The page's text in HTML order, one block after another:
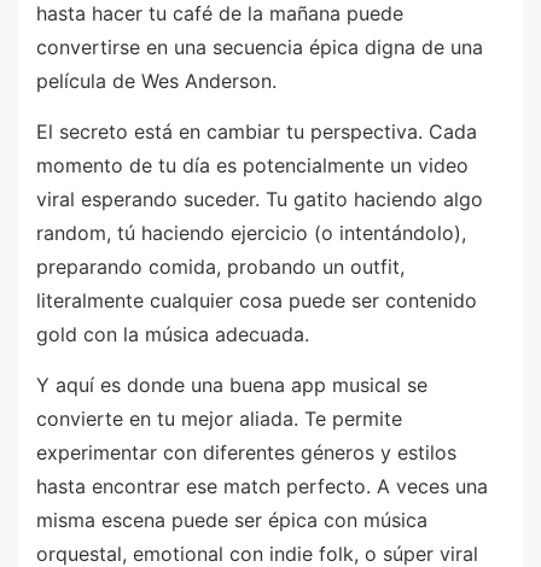
hasta hacer tu café de la mañana puede
convertirse en una secuencia épica digna de una
película de Wes Anderson.
El secreto está en cambiar tu perspectiva. Cada
momento de tu día es potencialmente un video
viral esperando suceder. Tu gatito haciendo algo
random, tú haciendo ejercicio (o intentándolo),
preparando comida, probando un outfit,
literalmente cualquier cosa puede ser contenido
gold con la música adecuada.
Y aquí es donde una buena app musical se
convierte en tu mejor aliada. Te permite
experimentar con diferentes géneros y estilos
hasta encontrar ese match perfecto. A veces una
misma escena puede ser épica con música
orquestal, emotional con indie folk, o súper viral